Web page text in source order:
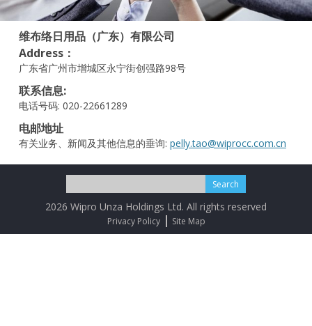
维布络日用品（广东） 有限公司
Address：
广东省广州市增城区永宁街创强路98号
联系信息:
电话号码: 020-22661289
电邮地址
有关业务、新闻及其他信息的垂询: pelly.tao@wiprocc.com.cn
2026 Wipro Unza Holdings Ltd. All rights reserved
Privacy Policy Site Map